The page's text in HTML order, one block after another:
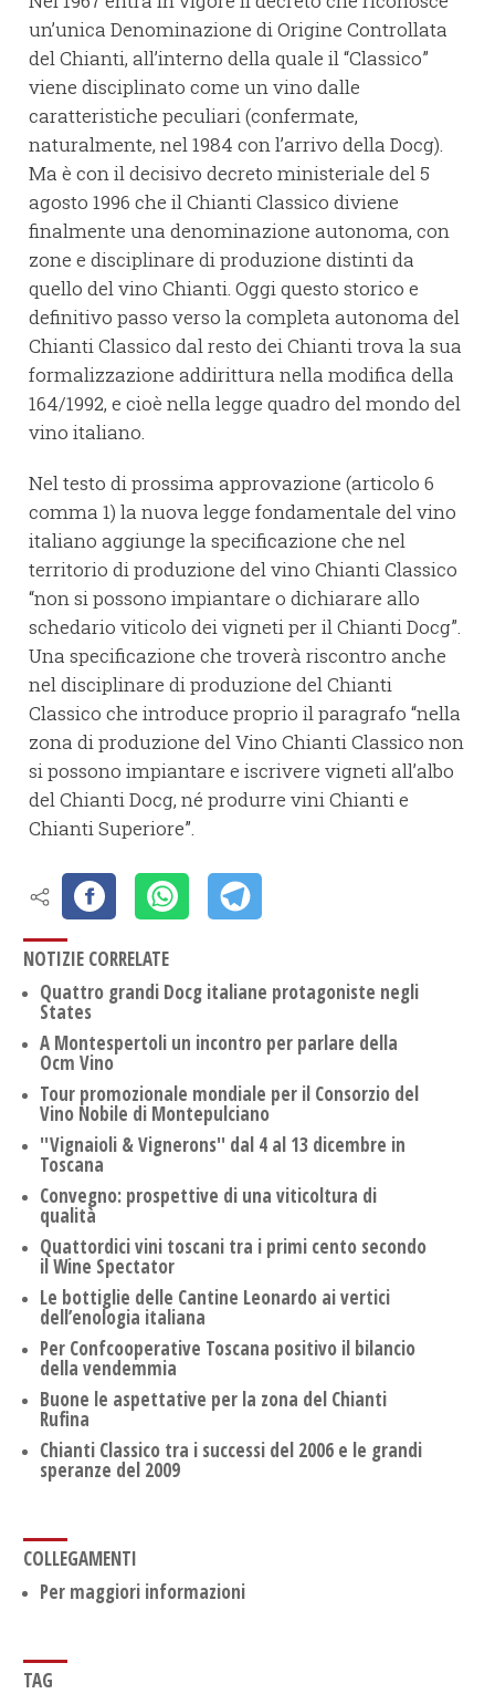
un’unica Denominazione di Origine Controllata
del Chianti, all’interno della quale il “Classico”
viene disciplinato come un vino dalle
caratteristiche peculiari (confermate,
naturalmente, nel 1984 con l’arrivo della Docg).
Ma è con il decisivo decreto ministeriale del 5
agosto 1996 che il Chianti Classico diviene
finalmente una denominazione autonoma, con
zone e disciplinare di produzione distinti da
quello del vino Chianti. Oggi questo storico e
definitivo passo verso la completa autonoma del
Chianti Classico dal resto dei Chianti trova la sua
formalizzazione addirittura nella modifica della
164/1992, e cioè nella legge quadro del mondo del
vino italiano.
Nel testo di prossima approvazione (articolo 6
comma 1) la nuova legge fondamentale del vino
italiano aggiunge la specificazione che nel
territorio di produzione del vino Chianti Classico
“non si possono impiantare o dichiarare allo
schedario viticolo dei vigneti per il Chianti Docg”.
Una specificazione che troverà riscontro anche
nel disciplinare di produzione del Chianti
Classico che introduce proprio il paragrafo “nella
zona di produzione del Vino Chianti Classico non
si possono impiantare e iscrivere vigneti all’albo
del Chianti Docg, né produrre vini Chianti e
Chianti Superiore”.
NOTIZIE CORRELATE
Quattro grandi Docg italiane protagoniste negli
States
A Montespertoli un incontro per parlare della
Ocm Vino
Tour promozionale mondiale per il Consorzio del
Vino Nobile di Montepulciano
''Vignaioli & Vignerons'' dal 4 al 13 dicembre in
Toscana
Convegno: prospettive di una viticoltura di
qualità
Quattordici vini toscani tra i primi cento secondo
il Wine Spectator
Le bottiglie delle Cantine Leonardo ai vertici
dell’enologia italiana
Per Confcooperative Toscana positivo il bilancio
della vendemmia
Buone le aspettative per la zona del Chianti
Rufina
Chianti Classico tra i successi del 2006 e le grandi
speranze del 2009
COLLEGAMENTI
Per maggiori informazioni
TAG